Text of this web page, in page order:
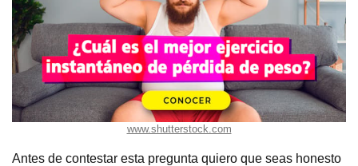
www.shutterstock.com
Antes de contestar esta pregunta quiero que seas honesto